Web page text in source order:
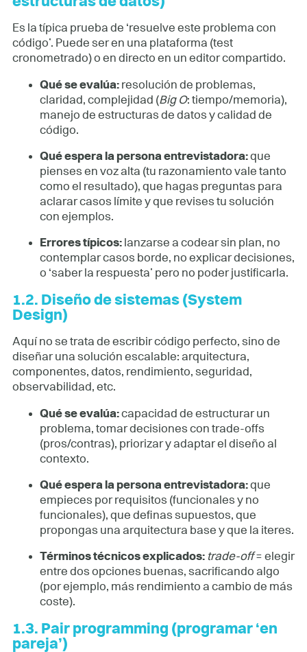
Es la típica prueba de ‘resuelve este problema con
código’. Puede ser en una plataforma (test
cronometrado) o en directo en un editor compartido.
Qué se evalúa: resolución de problemas,
claridad, complejidad (Big O: tiempo/memoria),
manejo de estructuras de datos y calidad de
código.
Qué espera la persona entrevistadora:que
pienses en voz alta (tu razonamiento vale tanto
como el resultado), que hagas preguntas para
aclarar casos límite y que revises tu solución
con ejemplos.
Errores típicos: lanzarse a codear sin plan, no
contemplar casos borde, no explicar decisiones,
o ‘saber la respuesta’ pero no poder justificarla.
1.2. Diseño de sistemas (System
Design)
Aquí no se trata de escribir código perfecto, sino de
diseñar una solución escalable: arquitectura,
componentes, datos, rendimiento, seguridad,
observabilidad, etc.
Qué se evalúa:capacidad de estructurar un
problema, tomar decisiones con trade-offs
(pros/contras), priorizar y adaptar el diseño al
contexto.
Qué espera la persona entrevistadora:que
empieces por requisitos (funcionales y no
funcionales), que definas supuestos, que
propongas una arquitectura base y que la iteres.
Términos técnicos explicados: trade-off= elegir
entre dos opciones buenas, sacrificando algo
(por ejemplo, más rendimiento a cambio de más
coste).
1.3. Pair programming (programar ‘en
pareja’)